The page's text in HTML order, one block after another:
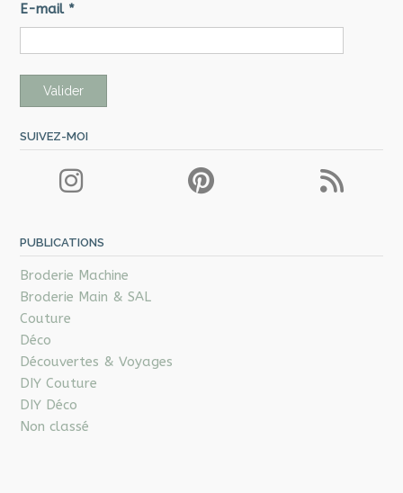
E-mail *
SUIVEZ-MOI
PUBLICATIONS
Broderie Machine
Broderie Main & SAL
Couture
Déco
Découvertes & Voyages
DIY Couture
DIY Déco
Non classé